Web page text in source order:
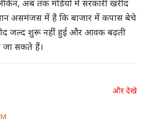
अब तक मंडियों में सरकारी खरीद
असमंजस में है कि बाजार में कपास बेचे
जल्द शुरू नहीं हुई और आवक बढ़ती
जा सकते हैं।
और देखे